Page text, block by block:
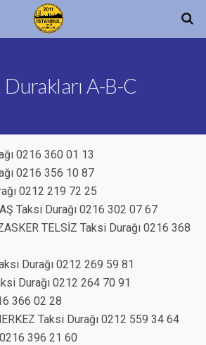
Durakları A-B-C
0216 360 01 13
0216 356 10 87
0212 219 72 25
Taksi Durağı 0216 302 07 67
TELSİZ Taksi Durağı 0216 368
Durağı 0212 269 59 81
Durağı 0212 264 70 91
366 02 28
Taksi Durağı 0212 559 34 64
396 21 60